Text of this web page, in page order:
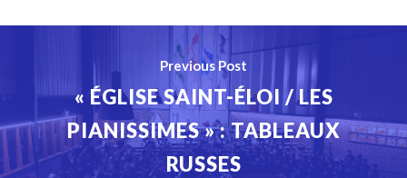
Previous Post
« ÉGLISE SAINT-ÉLOI / LES
PIANISSIMES » : TABLEAUX
RUSSES